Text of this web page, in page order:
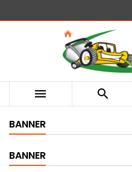
 
BANNER
BANNER